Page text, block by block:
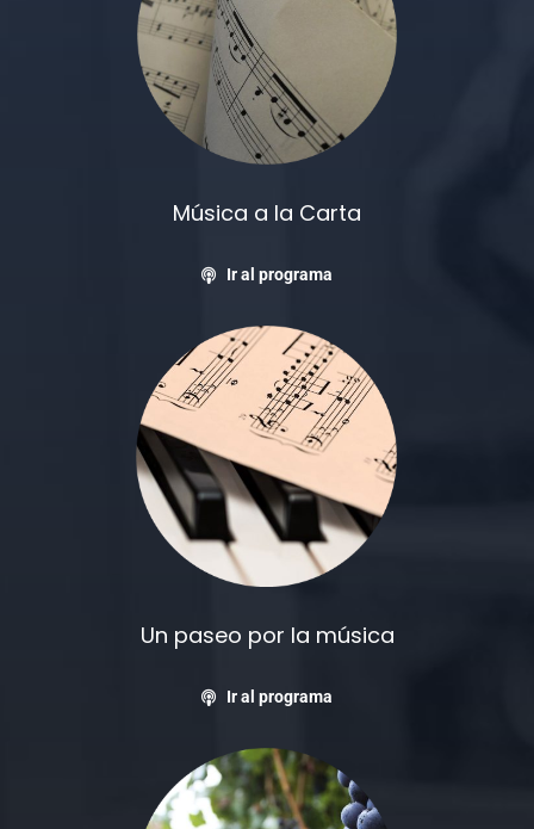
Música a la Carta
Ir al programa
Un paseo por la música
Ir al programa